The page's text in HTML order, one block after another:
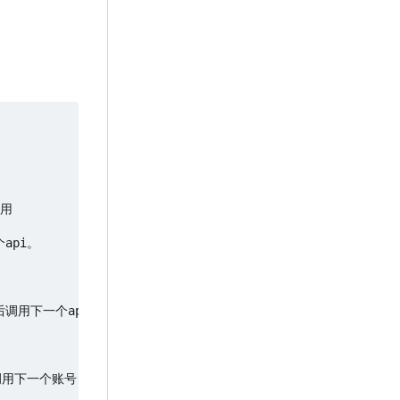
。
用下一个api
后调用下一个账号